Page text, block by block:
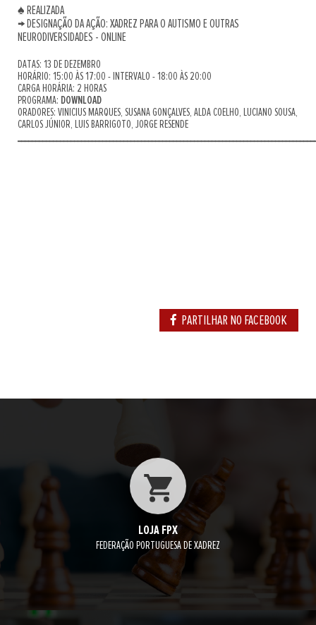
♠ REALIZADA
→ DESIGNAÇÃO DA AÇÃO: XADREZ PARA O AUTISMO E OUTRAS
NEURODIVERSIDADES - ONLINE
DATAS: 13 DE DEZEMBRO
HORÁRIO: 15:00 ÀS 17:00 - INTERVALO - 18:00 ÀS 20:00
CARGA HORÁRIA: 2 HORAS
PROGRAMA: DOWNLOAD
ORADORES: VINICIUS MARQUES, SUSANA GONÇALVES, ALDA COELHO, LUCIANO SOUSA,
CARLOS JÚNIOR, LUIS BARRIGOTO, JORGE RESENDE
PARTILHAR NO FACEBOOK
LOJA FPX
FEDERAÇÃO PORTUGUESA DE XADREZ